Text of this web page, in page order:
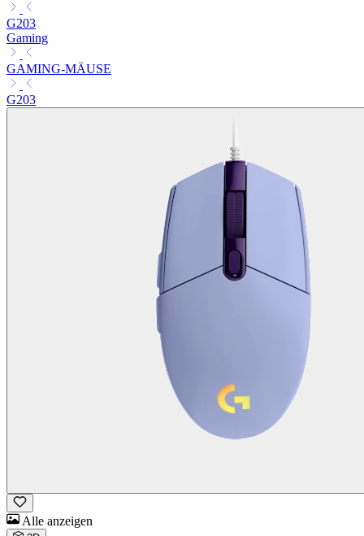
G203
Gaming
GAMING-MÄUSE
G203
Alle anzeigen